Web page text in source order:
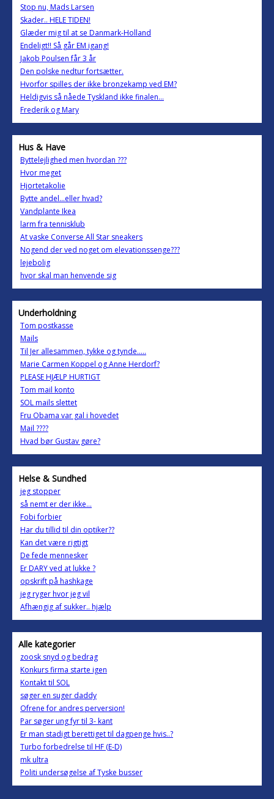
Stop nu, Mads Larsen
Skader.. HELE TIDEN!
Glæder mig til at se Danmark-Holland
Endeligt!! Så går EM igang!
Jakob Poulsen får 3 år
Den polske nedtur fortsætter.
Hvorfor spilles der ikke bronzekamp ved EM?
Heldigvis så nåede Tyskland ikke finalen...
Frederik og Mary
Hus & Have
Byttelejlighed men hvordan ???
Hvor meget
Hjortetakolie
Bytte andel...eller hvad?
Vandplante Ikea
larm fra tennisklub
At vaske Converse All Star sneakers
Nogend der ved noget om elevationssenge???
lejebolig
hvor skal man henvende sig
Underholdning
Tom postkasse
Mails
Til Jer allesammen, tykke og tynde.....
Marie Carmen Koppel og Anne Herdorf?
PLEASE HJÆLP HURTIGT
Tom mail konto
SOL mails slettet
Fru Obama var gal i hovedet
Mail ????
Hvad bør Gustav gøre?
Helse & Sundhed
jeg stopper
så nemt er der ikke...
Fobi forbier
Har du tillid til din optiker??
Kan det være rigtigt
De fede mennesker
Er DARY ved at lukke ?
opskrift på hashkage
jeg ryger hvor jeg vil
Afhængig af sukker.. hjælp
Alle kategorier
zoosk snyd og bedrag
Konkurs firma starte igen
Kontakt til SOL
søger en suger daddy
Ofrene for andres perversion!
Par søger ung fyr til 3- kant
Er man stadigt berettiget til dagpenge hvis..?
Turbo forbedrelse til HF (E-D)
mk ultra
Politi undersøgelse af Tyske busser